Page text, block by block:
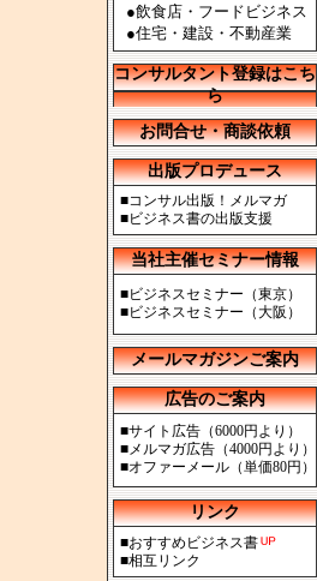
●飲食店・フードビジネス
●住宅・建設・不動産業
コンサルタント登録はこち
ら
お問合せ・商談依頼
出版プロデュース
■コンサル出版！メルマガ
■ビジネス書の出版支援
当社主催セミナー情報
■ビジネスセミナー（東京）
■ビジネスセミナー（大阪）
メールマガジンご案内
広告のご案内
■サイト広告（6000円より）
■メルマガ広告（4000円より）
■オファーメール（単価80円）
リンク
■おすすめビジネス書
■相互リンク